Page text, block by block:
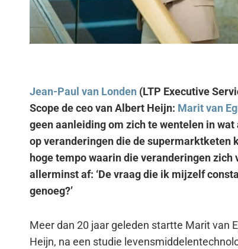
Jean-Paul van Londen (LTP Executive
Scope de ceo van Albert Heijn: Marit van
geen aanleiding om zich te wentelen in
op veranderingen die de supermarktketen
hoge tempo waarin die veranderingen
allerminst af: ‘De vraag die ik mijzelf
genoeg?’
Meer dan 20 jaar geleden startte Marit van
Heijn, na een studie